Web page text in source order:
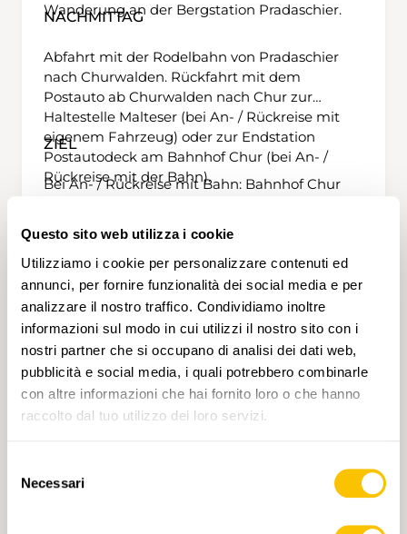
Questo sito web utilizza i cookie
Utilizziamo i cookie per personalizzare contenuti ed
annunci, per fornire funzionalità dei social media e per
analizzare il nostro traffico. Condividiamo inoltre
informazioni sul modo in cui utilizzi il nostro sito con i
nostri partner che si occupano di analisi dei dati web,
pubblicità e social media, i quali potrebbero combinarle
con altre informazioni che hai fornito loro o che hanno
raccolto dal tuo utilizzo dei loro servizi.
delNecessari
Wanderung an der Bergstation Pradaschier.
NACHMITTAG
Abfahrt mit der Rodelbahn von Pradaschier
nach Churwalden. Rückfahrt mit dem
Postauto ab Churwalden nach Chur zur
Haltestelle Malteser (bei An- / Rückreise mit
eigenem Fahrzeug) oder zur Endstation
Postautodeck am Bahnhof Chur (bei An- /
Rückreise mit der Bahn).
ZIEL
Bei An- / Rückreise mit Bahn: Bahnhof Chur
VARIANTE
Längere Wanderung über die Hochebene
Dreibündenstein mit Besuch des historischen
Grenzpunkts sowie Ausblick mit zweiteiliger
Panoramatafel ins UNESCO-Welterbe
Tektonikarena Sardona.
ZU BEACHTEN
notwendig für die Bergbahn-Fahrt, das